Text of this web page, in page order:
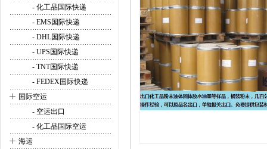
- 化工品国际快递
- EMS国际快递
- DHL国际快递
- UPS国际快递
- TNT国际快递
- FEDEX国际快递
+ 国际空运
- 空运出口
- 化工品国际空运
+ 海运